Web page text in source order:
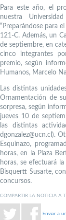
Para este año, el
nuestra
“Preparándose para
121-C. Además, un
de septiembre, en
cinco integrantes
premio, según
Humanos, Marcelo
Las distintas
Ornamentación de
sorpresa, según
jueves 10 de
las distintas
dgonzalez@ucn.cl).
Esquinazo,
horas, en la Plaza
horas, se efectuará
Bisquertt Susarte,
concursos.
COMPARTIR LA NOTICIA A
Enviar a